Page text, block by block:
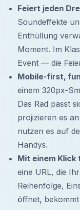
Feiert jeden
Soundeffekte
Enthüllung
Moment. Im
Event — die
Mobile-first,
einem 320px-
Das Rad passt
projizieren es
nutzen es auf
Handys.
Mit einem Klick
eine URL, die
Reihenfolge,
öffnet,